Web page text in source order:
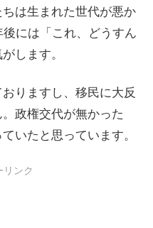
は生まれた世代が悪か
には「これ、どうすん
します。
りますし、移民に大反
政権交代が無かった
いたと思っています。
リンク